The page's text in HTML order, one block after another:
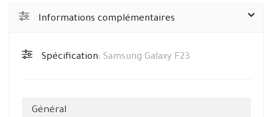
Informations complémentaires
Spécification: Samsung Galaxy F23
Général